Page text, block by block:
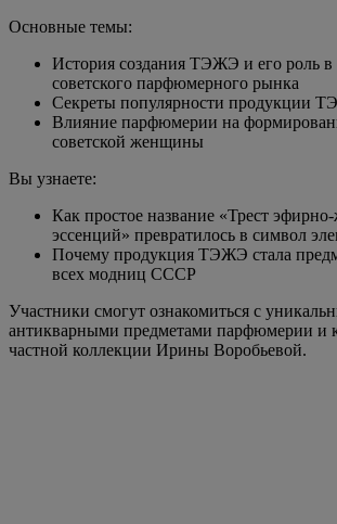
Основные темы:
История создания ТЭЖЭ и его роль
советского парфюмерного рынка
Секреты популярности продукции
Влияние парфюмерии на
советской женщины
Вы узнаете:
Как простое название «Трест
эссенций» превратилось в символ
Почему продукция ТЭЖЭ стала
всех модниц СССР
Участники смогут ознакомиться с
антикварными предметами парфюмерии и
частной коллекции Ирины Воробьевой.